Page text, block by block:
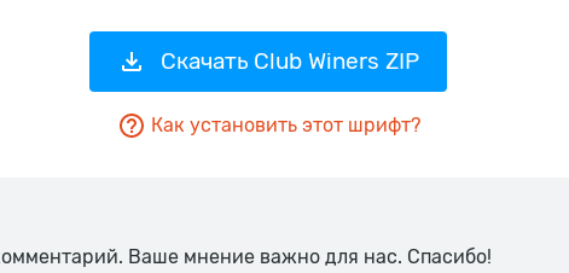
Скачать Club Winers ZIP
Как установить этот шрифт?
Ваше мнение важно для нас. Спасибо!